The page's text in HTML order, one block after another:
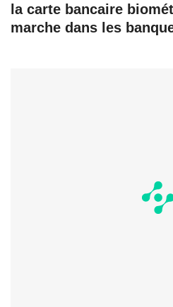
la carte bancaire
marche dans les